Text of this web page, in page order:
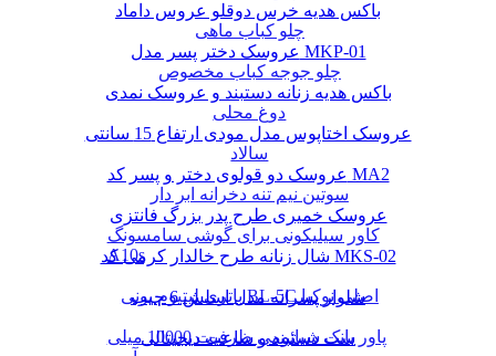
چلو کباب ماهی
چلو جوجه کباب مخصوص
دوغ محلی
سالاد
سوتین نیم تنه دخرانه ابر دار
کاور سیلیکونی برای گوشی سامسونگ
A10s
باتری لیتیوم یونی BL-5C اصلی نوکیا
پاور بانک شیائومی ظرفیت 10000 میلی
باکس هدیه خرس دوقلو عروس داماد
عروسک دختر پسر مدل MKP-01
باکس هدیه زنانه دستبند و عروسک نمدی
عروسک اختاپوس مدل مودی ارتفاع 15 سانتی
عروسک دو قولوی دختر و پسر کد MA2
عروسک خمیری طرح پدر بزرگ فانتزی
شال زنانه طرح خالدار کرمی کد MKS-02
شلوار پسرانه مدل اسلش 6 جیب
ست دستبند و ساعت دیجیتالی